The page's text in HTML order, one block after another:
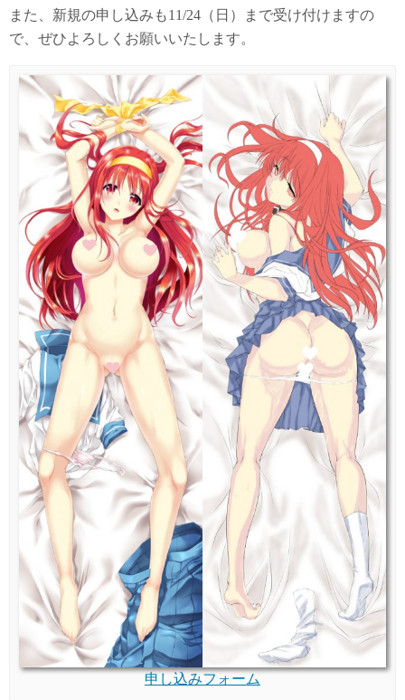
また、新規の申し込みも11/24（日）まで受け付けますの
で、ぜひよろしくお願いいたします。
申し込みフォーム